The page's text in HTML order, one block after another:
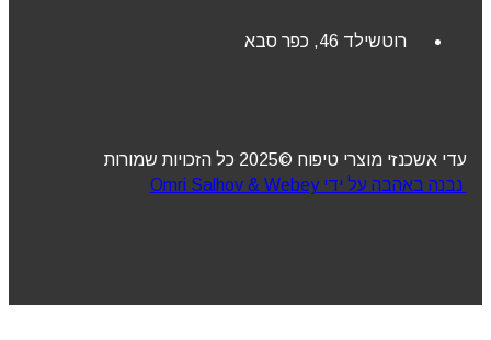
רוטשילד 46, כפר סבא
עדי אשכנזי מוצרי טיפוח ©2025 כל הזכויות שמורות
נבנה באהבה על ידי Omri Salhov & Webey